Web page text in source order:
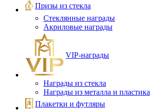
Призы из стекла
Стеклянные награды
Акриловые награды
VIP‑награды
Награды из стекла
Награды из металла и пластика
Плакетки и футляры